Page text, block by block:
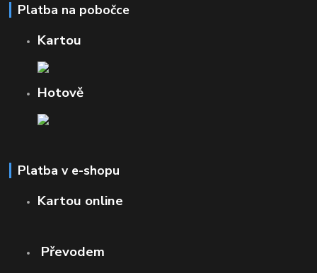
Platba na pobočce
Kartou
Hotově
Platba v e-shopu
Kartou online
Převodem